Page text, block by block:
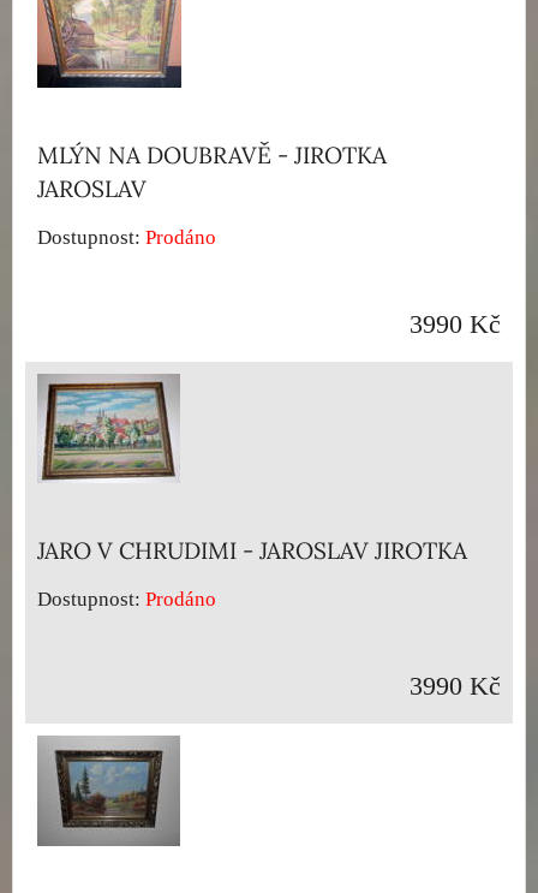
MLÝN NA DOUBRAVĚ - JIROTKA
JAROSLAV
Dostupnost: Prodáno
3990 Kč
JARO V CHRUDIMI - JAROSLAV JIROTKA
Dostupnost: Prodáno
3990 Kč